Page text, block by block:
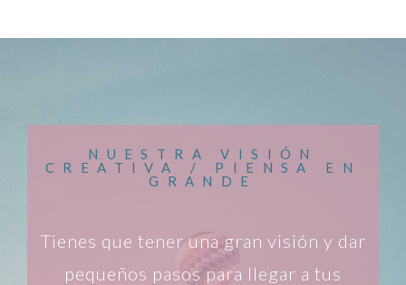
NUESTRA VISIÓN
CREATIVA / PIENSA EN
GRANDE
Tienes que tener una gran visión y dar
pequeños pasos para llegar a tus